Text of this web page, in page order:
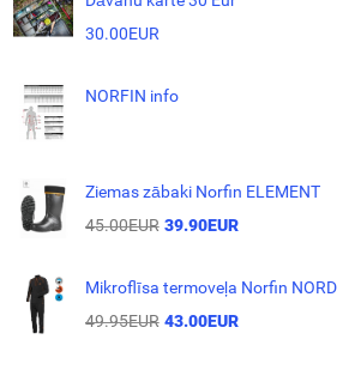
30.00EUR
NORFIN info
Ziemas zābaki Norfin ELEMENT
45.00EUR 39.90EUR
Mikroflīsa termoveļa Norfin NORD
49.95EUR 43.00EUR